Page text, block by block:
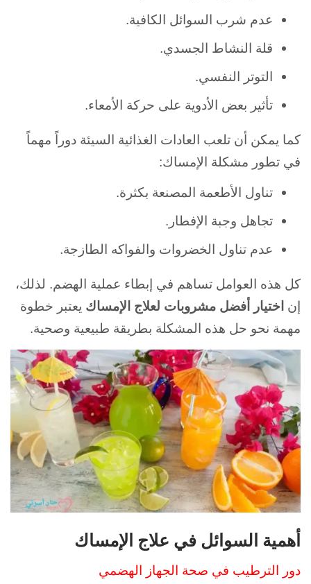
عدم شرب السوائل الكافية.
قلة النشاط الجسدي.
التوتر النفسي.
تأثير بعض الأدوية على حركة الأمعاء.
كما يمكن أن تلعب العادات الغذائية السيئة دوراً مهماً
في تطور مشكلة الإمساك:
تناول الأطعمة المصنعة بكثرة.
تجاهل وجبة الإفطار.
عدم تناول الخضروات والفواكه الطازجة.
كل هذه العوامل تساهم في إبطاء عملية الهضم. لذلك،
إن اختيار أفضل مشروبات لعلاج الإمساك يعتبر خطوة
مهمة نحو حل هذه المشكلة بطريقة طبيعية وصحية.
أهمية السوائل في علاج الإمساك
دور الترطيب في صحة الجهاز الهضمي